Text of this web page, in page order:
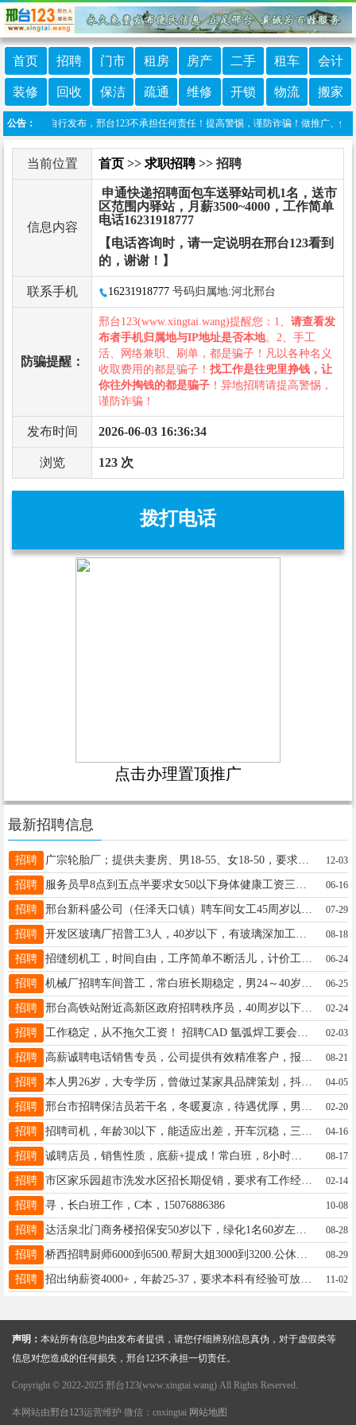
首页 招聘 门市 租房 房产 二手 租车 会计
装修 回收 保洁 疏通 维修 开锁 物流 搬家
公告：
由网友自行发布，邢台123不承担任何责任！提高警惕，谨防诈骗！做推广、做信
当前位置 首页 >> 求职招聘>> 招聘
信息内容
申通快递招聘面包车送驿站司机1名，送市
区范围内驿站，月薪3500~4000，工作简单
电话16231918777
【电话咨询时，请一定说明在邢台123看到
的，谢谢！】
联系手机 16231918777 号码归属地:河北邢台
防骗提醒：
邢台123(www.xingtai.wang)提醒您：1、 请查看发
布者手机归属地与IP地址是否本地。2、手工
活、网络兼职、刷单，都是骗子！凡以各种名义
收取费用的都是骗子！ 找工作是往兜里挣钱，让
你往外掏钱的都是骗子 ！异地招聘请提高警惕，
谨防诈骗！
发布时间 2026-06-03 16:36:34
浏览 123 次
拨打电话
点击办理置顶推广
最新招聘信息
招聘 广宗轮胎厂；提供夫妻房、男18-55、女18-50，要求简单识字，19103194000五险一金工资7500-13000 12-03
招聘 06-16
招聘 07-29
招聘 08-18
招聘 06-24
招聘 06-25
招聘 邢台高铁站附近高新区政府招聘秩序员，40周岁以下，待遇优厚，4-5天公休，带薪年假。杨经理；15354002240 02-24
招聘 02-03
招聘 08-21
招聘 本人男26岁，大专学历，曾做过某家具品牌策划，抖音运营，法务等工作。联系电话19912095772 04-05
招聘 02-20
招聘 04-16
招聘 诚聘店员，销售性质，底薪+提成！常白班，8小时，公休四天，工作地点亿德隆，年龄50以下，女士优先18832915200 08-17
招聘 市区家乐园超市洗发水区招长期促销，要求有工作经验，灵活的，有健康证，☎️ x17734509603 02-14
招聘 寻，长白班工作，C本，15076886386 10-08
招聘 达活泉北门商务楼招保安50岁以下，绿化1名60岁左右，身体健康，小区维修55岁左右，懂水电暖，15933199265 08-28
招聘 桥西招聘厨师6000到6500.帮厨大姐3000到3200.公休全勤奖加奖金15531909767 08-29
招聘 招出纳薪资4000+，年龄25-37，要求本科有经验可放宽、市区居住，地址三义庙小学有五险，：18903292709 11-02
声明： 本站所有信息均由发布者提供，请您仔细辨别信息真伪，对于虚假类等
信息对您造成的任何损失，邢台123不承担一切责任。
Copyright © 2022-2025 邢台123(www.xingtai.wang) All Rights Reserved.
本网站由邢台123运营维护 微信：cnxingtai 网站地图